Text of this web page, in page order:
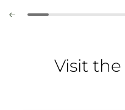
Visit the